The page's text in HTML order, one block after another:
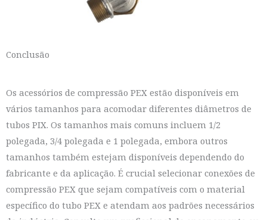
Conclusão
Os acessórios de compressão PEX estão disponíveis em
vários tamanhos para acomodar diferentes diâmetros de
tubos PIX. Os tamanhos mais comuns incluem 1/2
polegada, 3/4 polegada e 1 polegada, embora outros
tamanhos também estejam disponíveis dependendo do
fabricante e da aplicação. É crucial selecionar conexões de
compressão PEX que sejam compatíveis com o material
específico do tubo PEX e atendam aos padrões necessários